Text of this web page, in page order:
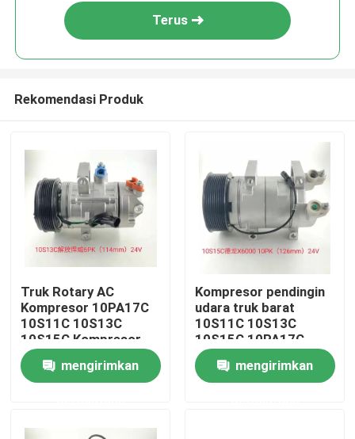
Rumah
Produk
Terus
Rekomendasi Produk
Truk Rotary AC
Kompresor 10PA17C
10S11C 10S13C
10S15C Kompresor
mengirimkan
Kompresor pendingin
udara truk barat
10S11C 10S13C
10S15C 10PA17C
mengirimkan